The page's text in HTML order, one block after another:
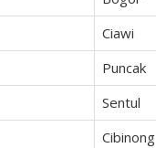
Ciawi
Puncak
Sentul
Cibinong